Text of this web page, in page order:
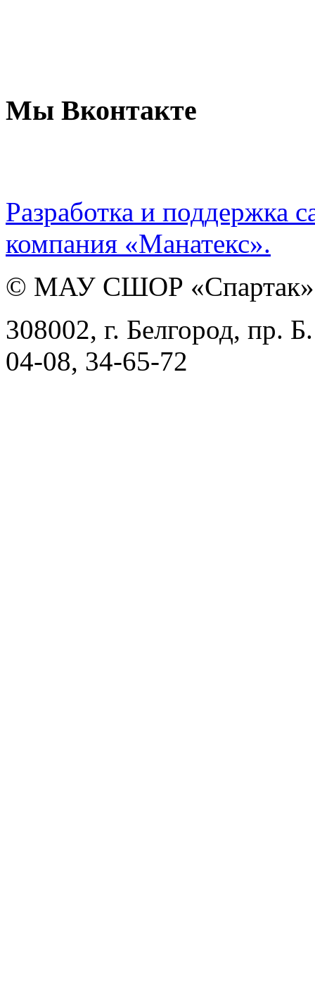
Мы Вконтакте
Разработка и поддержка
компания «Манатекс».
© МАУ СШОР «Спартак»
308002, г. Белгород, пр.
04-08, 34-65-72